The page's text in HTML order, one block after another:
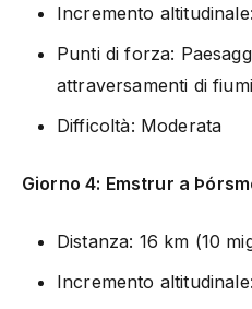
Incremento
Punti di forza:
attraversamenti di fiumi
Difficoltà: Moderata
Giorno 4: Emstrur a
Distanza: 16 km (10
Incremento